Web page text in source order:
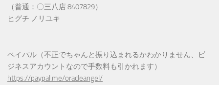
（普通：〇三八店 8407829）
ヒグチ ノリユキ
ペイパル（不正でちゃんと振り込まれるかわかりません、ビ
ジネスアカウントなので手数料も引かれます）
https://paypal.me/oracleangel/